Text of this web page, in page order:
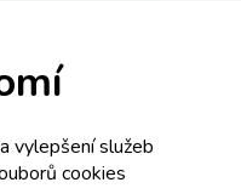
vylepšení služeb
cookies